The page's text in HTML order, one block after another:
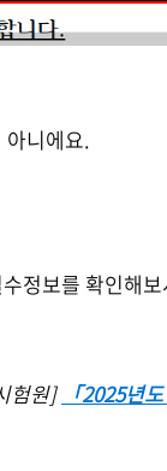
아니에요.
정보를 확인해보
험원] 「2025년